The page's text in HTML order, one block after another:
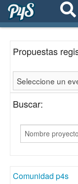
EVENTOS
EMPRESAS
PROYECTOS
NETWORKING
Propuestas
Buscar:
Comunidad p4s